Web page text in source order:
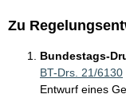
Zu
Bundestags-
BT-Drs. 21/6130
Entwurf eines